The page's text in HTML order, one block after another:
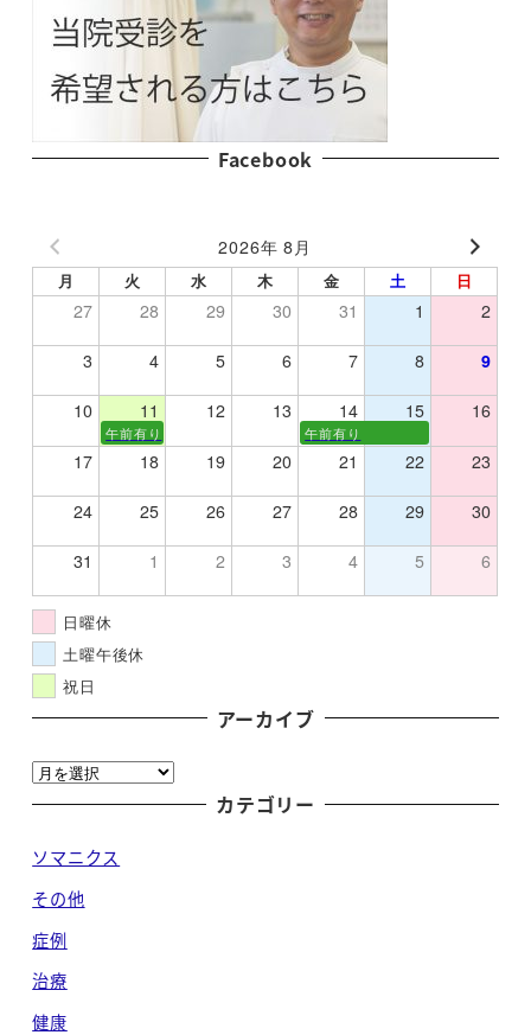
Facebook
2026年 8月
月 火 水 木 金 土 日
27 28 29 30 31 1 2
3 4 5 6 7 8 9
10 11 12 13 14 15 16
午前有り 午前有り
17 18 19 20 21 22 23
24 25 26 27 28 29 30
31 1 2 3 4 5 6
日曜休
土曜午後休
祝日
アーカイブ
ア
ー
イ
ブ
カテゴリー
ソマニクス
その他
症例
治療
健康